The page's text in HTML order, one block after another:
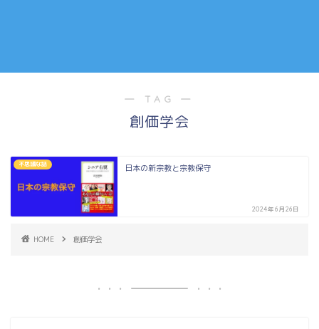
― TAG ―
創価学会
不思議な話 日本の新宗教と宗教保守
2024年6月26日
HOME 創価学会